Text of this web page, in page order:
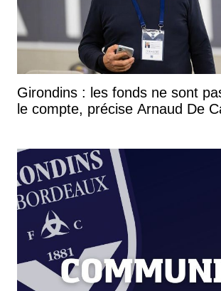
Girondins : les fonds ne sont
le compte, précise Arnaud De